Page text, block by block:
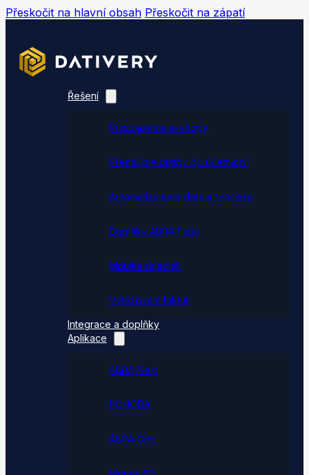
Přeskočit na hlavní obsah Přeskočit na zápatí
Řešení
Propojujeme e-shopy
Přenášíme platby do účetnictví
Automatizujeme data a procesy
Doplňky ABRA Flexi
Mobilní skladník
Vytěžování faktur
Integrace a doplňky
Aplikace
ABRA Flexi
POHODA
ABRA Gen